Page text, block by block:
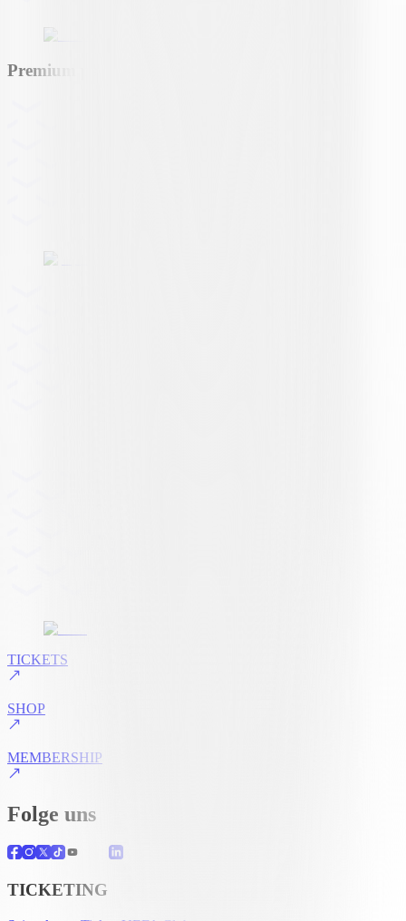
Premium partner
TICKETS
SHOP
MEMBERSHIP
Folge uns
TICKETING